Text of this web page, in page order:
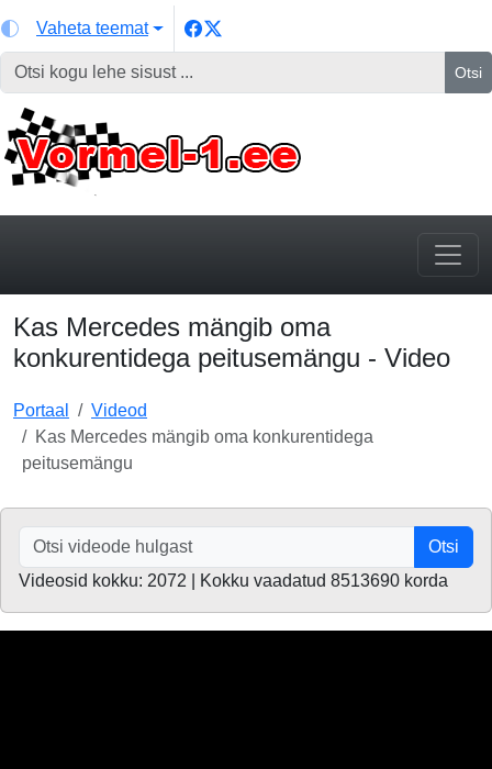
Vaheta teemat
Otsi
Kas Mercedes mängib oma
konkurentidega peitusemängu - Video
Portaal
Videod
Kas Mercedes mängib oma konkurentidega
peitusemängu
Otsi
Videosid kokku: 2072 | Kokku vaadatud 8513690 korda